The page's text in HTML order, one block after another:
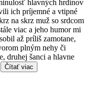
hlavných hrdinov
ich príjemné a vtipné
na skrz muž so srdcom
viac a jeho humor mi
až príliš zamotane,
plným nehy či
druhej šanci a hlavne
Čítať viac